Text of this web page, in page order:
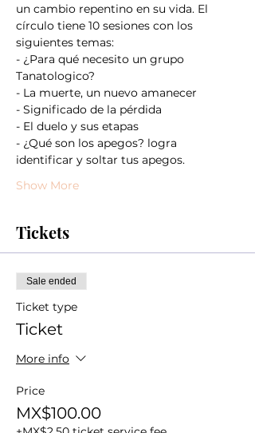
un cambio repentino en su vida. El
círculo tiene 10 sesiones con los
siguientes temas:
- ¿Para qué necesito un grupo
Tanatologico?
- La muerte, un nuevo amanecer
- Significado de la pérdida
- El duelo y sus etapas
- ¿Qué son los apegos? logra
identificar y soltar tus apegos.
Show More
Tickets
Sale ended
Ticket type
Ticket
More info
Price
MX$100.00